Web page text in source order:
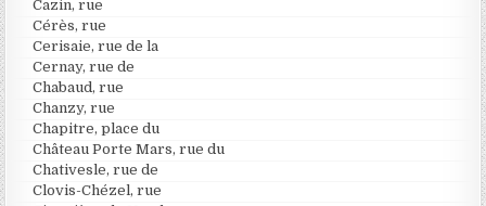
Cazin, rue
Cérès, rue
Cerisaie, rue de la
Cernay, rue de
Chabaud, rue
Chanzy, rue
Chapitre, place du
Château Porte Mars, rue du
Chativesle, rue de
Clovis-Chézel, rue